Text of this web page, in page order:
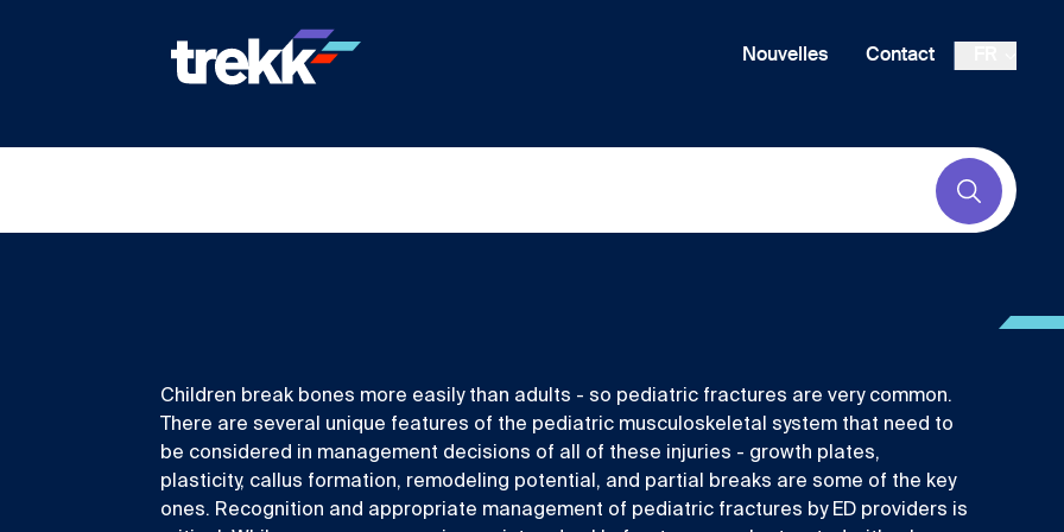
Nouvelles Contact
Submit
Children break bones more easily than adults - so pediatric fractures are very common.
There are several unique features of the pediatric musculoskeletal system that need to
be considered in management decisions of all of these injuries - growth plates,
plasticity, callus formation, remodeling potential, and partial breaks are some of the key
ones. Recognition and appropriate management of pediatric fractures by ED providers is